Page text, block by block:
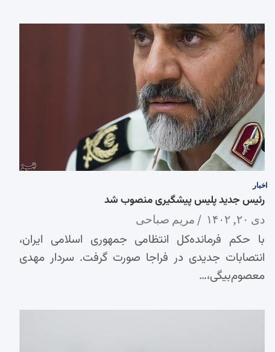
اخبار
رئیس جدید پلیس پیشگیری منصوب شد
دی ۲۰, ۱۴۰۲ مریم صباحی
با حکم فرمانده‌کل انتظامی جمهوری اسلامی ایران،
انتصابات جدیدی در فراجا صورت گرفت. سردار مهدی
معصوم‌بیگی،…